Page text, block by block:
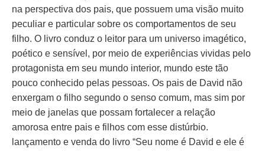
na perspectiva dos pais, que possuem uma visão muito
peculiar e particular sobre os comportamentos de seu
filho. O livro conduz o leitor para um universo imagético,
poético e sensível, por meio de experiências vividas pelo
protagonista em seu mundo interior, mundo este tão
pouco conhecido pelas pessoas. Os pais de David não
enxergam o filho segundo o senso comum, mas sim por
meio de janelas que possam fortalecer a relação
amorosa entre pais e filhos com esse distúrbio.
lançamento e venda do livro “Seu nome é David e ele é